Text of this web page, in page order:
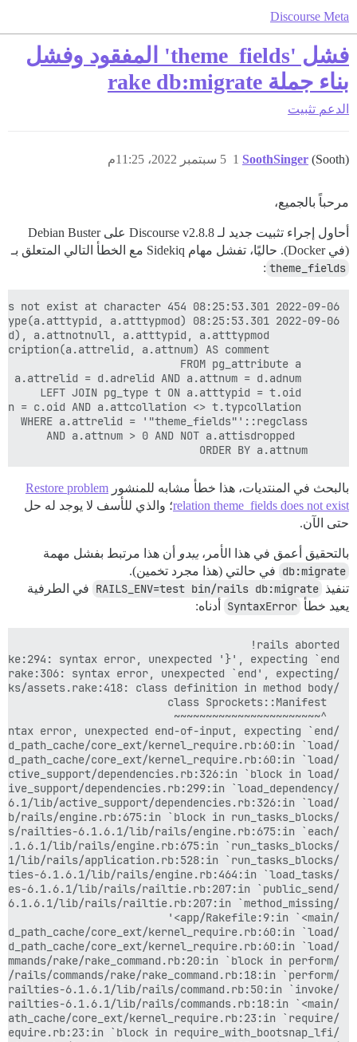
Discourse Meta
فشل 'theme_fields' المفقود وفشل
بناء جملة rake db:migrate
الدعم تثبيت
SoothSinger (Sooth) 5 سبتمبر 2022، 11:25م 1
مرحباً بالجميع،
أحاول إجراء تثبيت جديد لـ Discourse v2.8.8 على Debian Buster
(في Docker). حاليًا، تفشل مهام Sidekiq مع الخطأ التالي المتعلق بـ
theme_fields
:
بالبحث في المنتديات، هذا خطأ مشابه للمنشور Restore problem
relation theme_fields does not exist؛ والذي للأسف لا يوجد له حل
حتى الآن.
بالتحقيق أعمق في هذا الأمر، يبدو أن هذا مرتبط بفشل مهمة
db:migrate في حالتي (هذا مجرد تخمين).
تنفيذ RAILS_ENV=test bin/rails db:migrate في الطرفية
يعيد خطأ SyntaxError أدناه: